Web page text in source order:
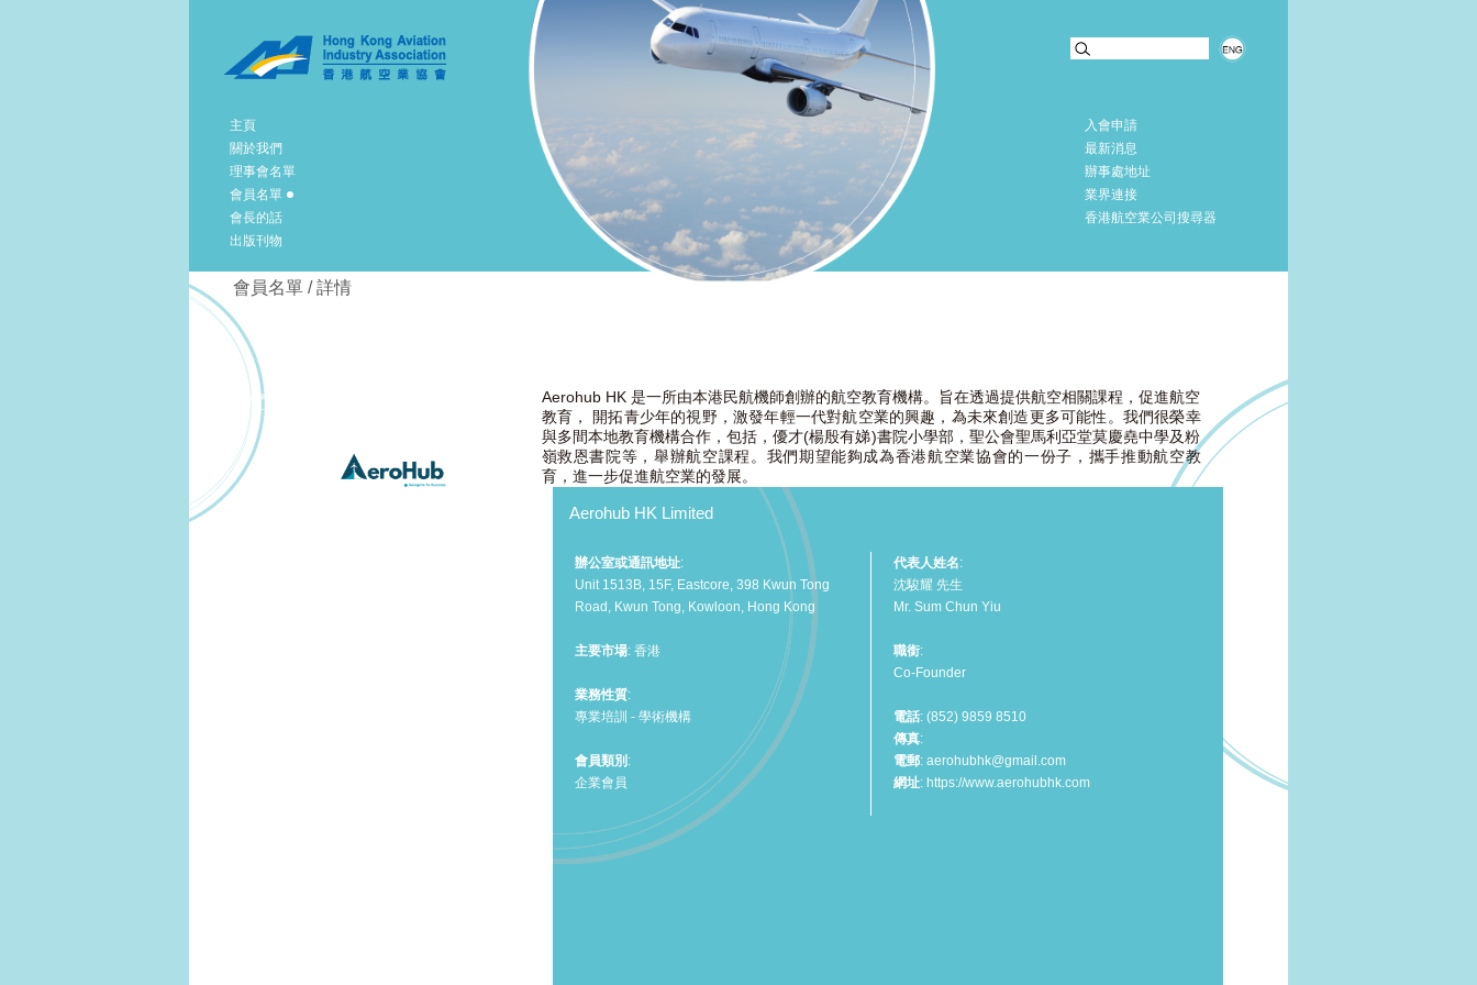
主頁
關於我們
理事會名單
會員名單
會長的話
出版刊物
入會申請
最新消息
辦事處地址
業界連接
香港航空業公司搜尋器
會員名單 / 詳情
Aerohub HK 是一所由本港民航機師創辦的航空教育機構。旨在透過提供航空相關課程，促進航空
教育， 開拓青少年的視野，激發年輕一代對航空業的興趣，為未來創造更多可能性。我們很榮幸
與多間本地教育機構合作，包括，優才(楊殷有娣)書院小學部，聖公會聖馬利亞堂莫慶堯中學及粉
嶺救恩書院等，舉辦航空課程。我們期望能夠成為香港航空業協會的一份子，攜手推動航空教
育，進一步促進航空業的發展。
Aerohub HK Limited
辦公室或通訊地址:
Unit 1513B, 15F, Eastcore, 398 Kwun Tong
Road, Kwun Tong, Kowloon, Hong Kong
主要市場: 香港
業務性質:
專業培訓 - 學術機構
會員類別 :
企業會員
代表人姓名:
沈駿耀 先生
Mr. Sum Chun Yiu
職銜:
Co-Founder
電話: (852) 9859 8510
傳真:
電郵: aerohubhk@gmail.com
網址: https://www.aerohubhk.com